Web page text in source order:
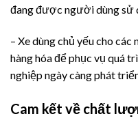
đang được người dùng sử
– Xe dùng chủ yếu cho các
hàng hóa để phục vụ quá
nghiệp ngày càng phát
Cam kết về chất